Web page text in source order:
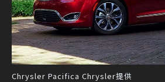
Chrysler Pacifica Chrysler提供